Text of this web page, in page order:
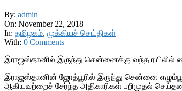
By: admin
On: November 22, 2018
In: தமிழகம், முக்கியச் செய்திகள்
With: 0 Comments
இராஜஸ்தானில் இருந்து சென்னைக்கு வந்த
இராஜஸ்தானின் ஜோத்பூரில் இருந்து சென்னை
ஆகியவற்றைச் சேர்ந்த அதிகாரிகள் பறிமுதல்